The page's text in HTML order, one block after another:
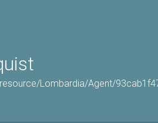
Lombardia/Agent/